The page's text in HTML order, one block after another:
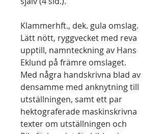
Klammerhft., dek. gula omslag.
Lätt nött, ryggvecket med reva
upptill, namnteckning av Hans
Eklund på främre omslaget.
Med några handskrivna blad av
densamme med anknytning till
utställningen, samt ett par
hektograferade maskinskrivna
texter om utställningen och